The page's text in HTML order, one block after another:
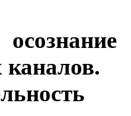
каналов.